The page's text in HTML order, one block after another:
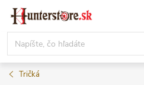
Prejsť
obsah
Tričká